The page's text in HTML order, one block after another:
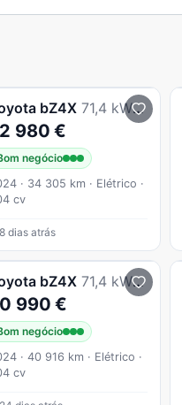
bZ4X 71,4 kWh Lounge
980 €
negócio
· 34 305 km · Elétrico ·
cv
dias atrás
bZ4X 71,4 kWh Premium
990 €
negócio
· 40 916 km · Elétrico ·
cv